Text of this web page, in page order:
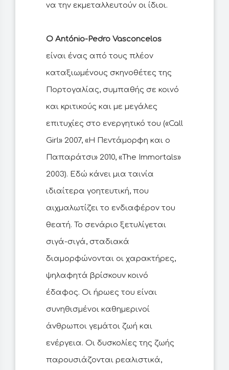
να την εκμεταλλευτούν οι ίδιοι.
Ο António-Pedro Vasconcelos
είναι ένας από τους πλέον
καταξιωμένους σκηνοθέτες της
Πορτογαλίας, συμπαθής σε κοινό
και κριτικούς και με μεγάλες
επιτυχίες στο ενεργητικό του («Call
Girl» 2007, «Η Πεντάμορφη και ο
Παπαράτσι» 2010, «The Immortals»
2003). Εδώ κάνει μια ταινία
ιδιαίτερα γοητευτική, που
αιχμαλωτίζει το ενδιαφέρον του
θεατή. Το σενάριο ξετυλίγεται
σιγά-σιγά, σταδιακά
διαμορφώνονται οι χαρακτήρες,
ψηλαφητά βρίσκουν κοινό
έδαφος. Οι ήρωες του είναι
συνηθισμένοι καθημερινοί
άνθρωποι γεμάτοι ζωή και
ενέργεια. Oι δυσκολίες της ζωής
παρουσιάζονται ρεαλιστικά,